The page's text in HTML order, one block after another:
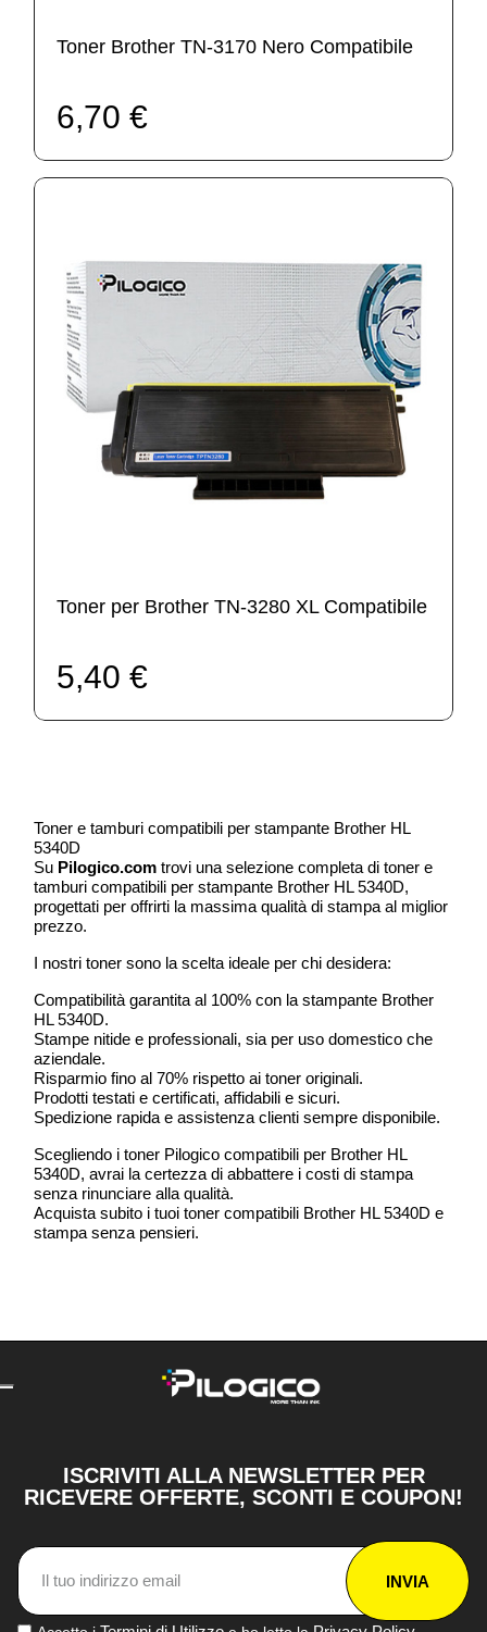
Toner Brother TN-3170 Nero Compatibile
6,70 €
Toner per Brother TN-3280 XL Compatibile
5,40 €
Toner e tamburi compatibili per stampante Brother HL
5340D
Su Pilogico.com trovi una selezione completa di toner e
tamburi compatibili per stampante Brother HL 5340D,
progettati per offrirti la massima qualità di stampa al miglior
prezzo.
I nostri toner sono la scelta ideale per chi desidera:
Compatibilità garantita al 100% con la stampante Brother
HL 5340D.
Stampe nitide e professionali, sia per uso domestico che
aziendale.
Risparmio fino al 70% rispetto ai toner originali.
Prodotti testati e certificati, affidabili e sicuri.
Spedizione rapida e assistenza clienti sempre disponibile.
Scegliendo i toner Pilogico compatibili per Brother HL
5340D, avrai la certezza di abbattere i costi di stampa
senza rinunciare alla qualità.
Acquista subito i tuoi toner compatibili Brother HL 5340D e
stampa senza pensieri.
ISCRIVITI ALLA NEWSLETTER PER
RICEVERE OFFERTE, SCONTI E COUPON!
INVIA